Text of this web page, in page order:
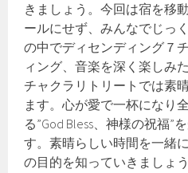
きましょう。今回は宿を移
ールにせず、みんなでじっ
の中でディセンディング７
ィング、音楽を深く楽しみ
チャクラリトリートでは素
ます。心が愛で一杯になり
る”God Bless、神様の祝福”
す。素晴らしい時間を一緒
の目的を知っていきましょう